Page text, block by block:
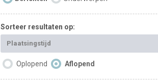
Sorteer resultaten op:
Plaatsingstijd
Oplopend Aflopend